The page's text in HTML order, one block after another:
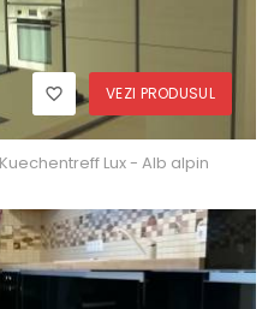
VEZI PRODUSUL
Lux - Alb alpin